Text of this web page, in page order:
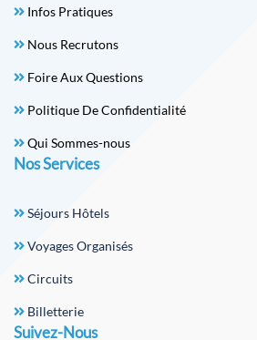
Infos Pratiques
Nous Recrutons
Foire Aux Questions
Politique De Confidentialité
Qui Sommes-nous
Nos Services
Séjours Hôtels
Voyages Organisés
Circuits
Billetterie
Suivez-Nous